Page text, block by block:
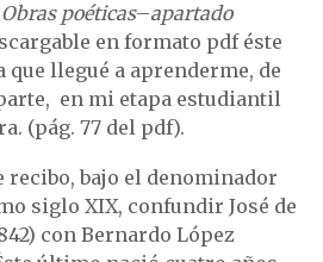
poéticas–apartado
en formato pdf éste
que llegué a aprenderme, de
en mi etapa estudiantil
(pág. 77 del pdf).
recibo, bajo el denominador
siglo XIX, confundir José de
con Bernardo López